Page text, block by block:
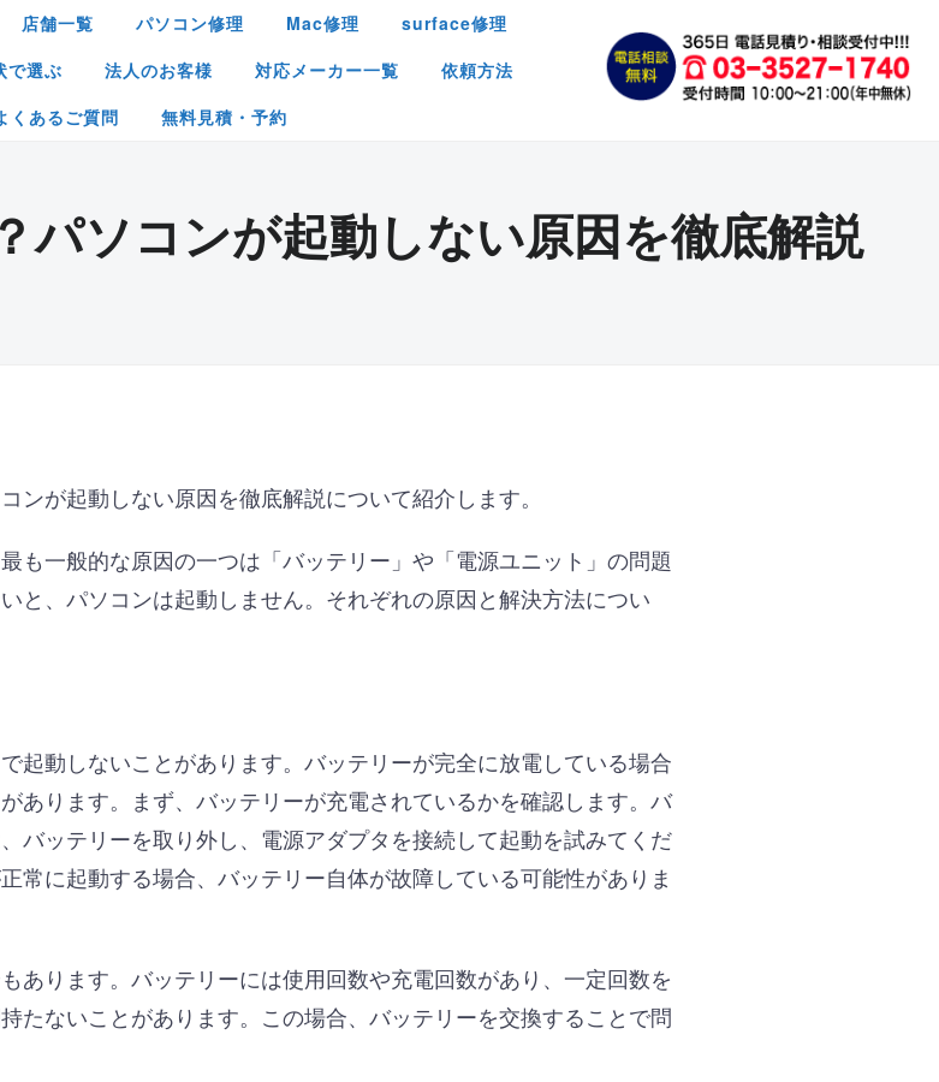
店舗一覧 パソコン修理 Mac修理
surface修理
で選ぶ 法人のお客様 対応メーカー一覧
依頼方法
くあるご質問
無料見積・予約
パソコンが起動しない原因を徹底解説
ンが起動しない原因を徹底解説について紹介します。
も一般的な原因の一つは「バッテリー」や「電源ユニット」の問題
と、パソコンは起動しません。それぞれの原因と解決方法につい
起動しないことがあります。バッテリーが完全に放電している場合
あります。まず、バッテリーが充電されているかを確認します。バ
バッテリーを取り外し、電源アダプタを接続して起動を試みてくだ
常に起動する場合、バッテリー自体が故障している可能性がありま
あります。バッテリーには使用回数や充電回数があり、一定回数を
たないことがあります。この場合、バッテリーを交換することで問